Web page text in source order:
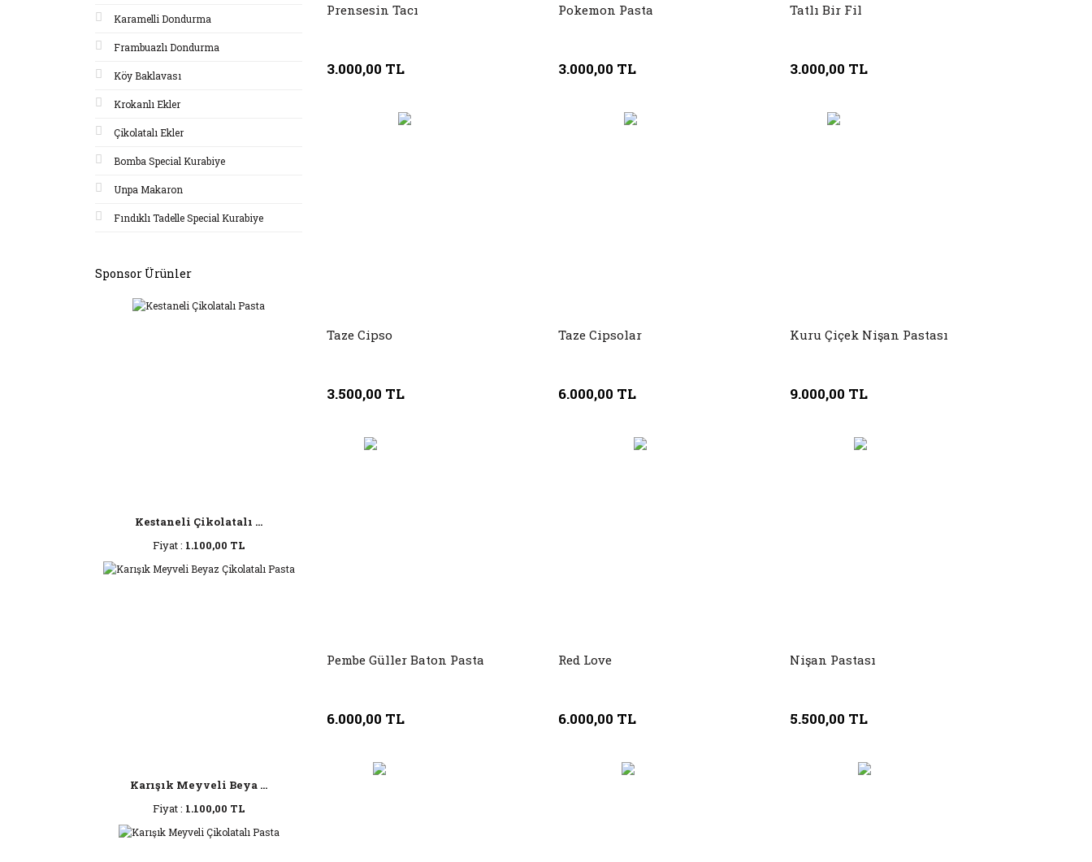
Karamelli Dondurma
Frambuazlı Dondurma
Köy Baklavası
Krokanlı Ekler
Çikolatalı Ekler
Bomba Special Kurabiye
Unpa Makaron
Fındıklı Tadelle Special Kurabiye
Sponsor Ürünler
Kestaneli Çikolatalı ...
Fiyat : 1.100,00 TL
Karışık Meyveli Beya ...
Fiyat : 1.100,00 TL
Prensesin Tacı
3.000,00 TL
Pokemon Pasta
3.000,00 TL
Tatlı Bir Fil
3.000,00 TL
Taze Cipso
3.500,00 TL
Taze Cipsolar
6.000,00 TL
Kuru Çiçek Nişan Pastası
9.000,00 TL
Pembe Güller Baton Pasta
6.000,00 TL
Red Love
6.000,00 TL
Nişan Pastası
5.500,00 TL